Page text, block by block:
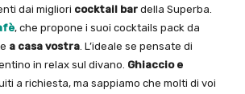
dai migliori cocktail bar della Superba.
, che propone i suoi cocktails pack da
a casa vostra . L’ideale se pensate di
in relax sul divano. Ghiaccio e
a richiesta, ma sappiamo che molti di voi